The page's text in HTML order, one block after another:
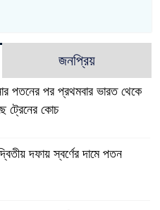
জনপ্রিয়
পতনের পর প্রথমবার ভারত থেকে
ট্রেনের কোচ
দফায় স্বর্ণের দামে পতন